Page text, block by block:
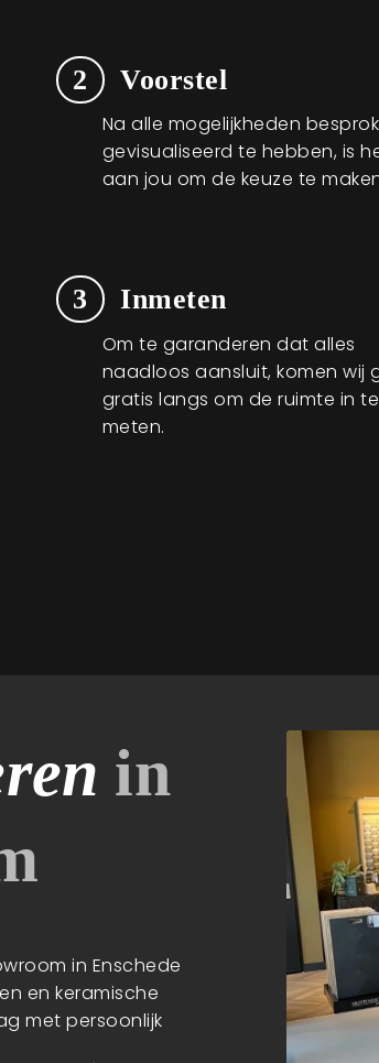
2 Voorstel
Na alle mogelijkheden
gevisualiseerd te hebben, is
aan jou om de keuze te
3 Inmeten
Om te garanderen dat alles
naadloos aansluit, komen wij
gratis langs om de ruimte in te
meten.
in
in Enschede
en keramische
met persoonlijk